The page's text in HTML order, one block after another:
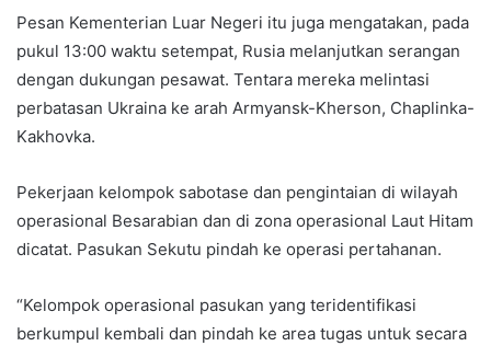
Pesan Kementerian Luar Negeri itu juga mengatakan, pada
pukul 13:00 waktu setempat, Rusia melanjutkan serangan
dengan dukungan pesawat. Tentara mereka melintasi
perbatasan Ukraina ke arah Armyansk-Kherson, Chaplinka-
Kakhovka.
Pekerjaan kelompok sabotase dan pengintaian di wilayah
operasional Besarabian dan di zona operasional Laut Hitam
dicatat. Pasukan Sekutu pindah ke operasi pertahanan.
“Kelompok operasional pasukan yang teridentifikasi
berkumpul kembali dan pindah ke area tugas untuk secara